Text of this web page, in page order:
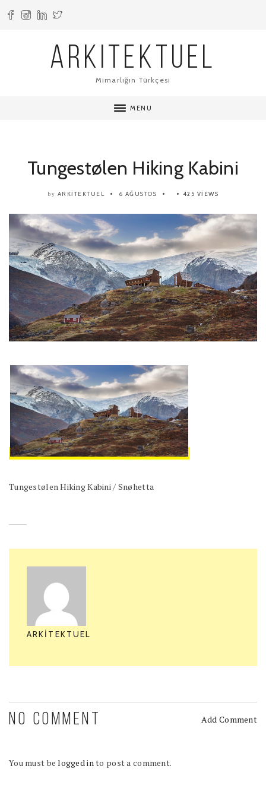
ARKITEKTUEL
Mimarlığın Türkçesi
MENU
Tungestølen Hiking Kabini
by ARKITEKTUEL 6 AĞUSTOS 425 VIEWS
Tungestølen Hiking Kabini / Snøhetta
ARKITEKTUEL
NO COMMENT Add Comment
You must belogged into post a comment.